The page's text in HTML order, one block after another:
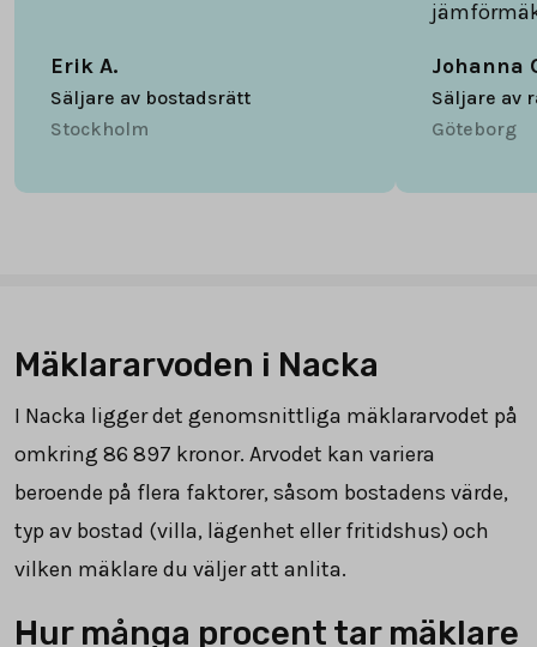
Erik A.
Säljare av bostadsrätt
Stockholm
Johanna
Säljare av
Göteborg
Mäklararvoden i Nacka
I Nacka ligger det genomsnittliga mäklararvodet på
omkring 86 897 kronor. Arvodet kan variera
beroende på flera faktorer, såsom bostadens värde,
typ av bostad (villa, lägenhet eller fritidshus) och
vilken mäklare du väljer att anlita.
Hur många procent tar mäklare